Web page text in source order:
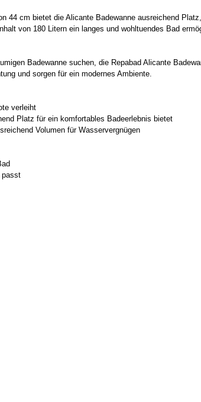
44 cm bietet die Alicante Badewanne ausreichend
von 180 Litern ein langes und wohltuendes Bad
Badewanne suchen, die Repabad Alicante
und sorgen für ein modernes Ambiente.
verleiht
Platz für ein komfortables Badeerlebnis bietet
Volumen für Wasservergnügen
passt